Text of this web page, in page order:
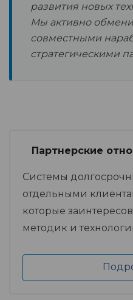
развития новых
Мы активно
совместными
стратегическими
Партнерские
Системы
отдельными
которые
методик и